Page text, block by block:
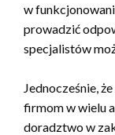
w
prowadzić
specjalistów
Jednocześnie,
firmom w wielu
doradztwo w